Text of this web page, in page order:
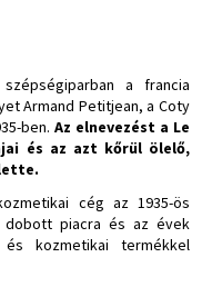
a francia
Armand Petitjean, a Coty
ben. Az elnevezést a Le
és az azt kőrül ölelő,
cég az 1935-ös
dobott piacra és az évek
kozmetikai termékkel